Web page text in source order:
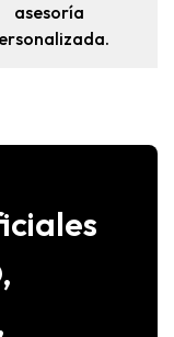
asesoría